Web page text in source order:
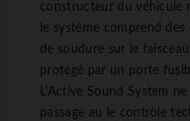
constructeur du véhicule
le système comprend
de soudure sur le
protégé par un porte
L'Active Sound System
passage au le contrôle